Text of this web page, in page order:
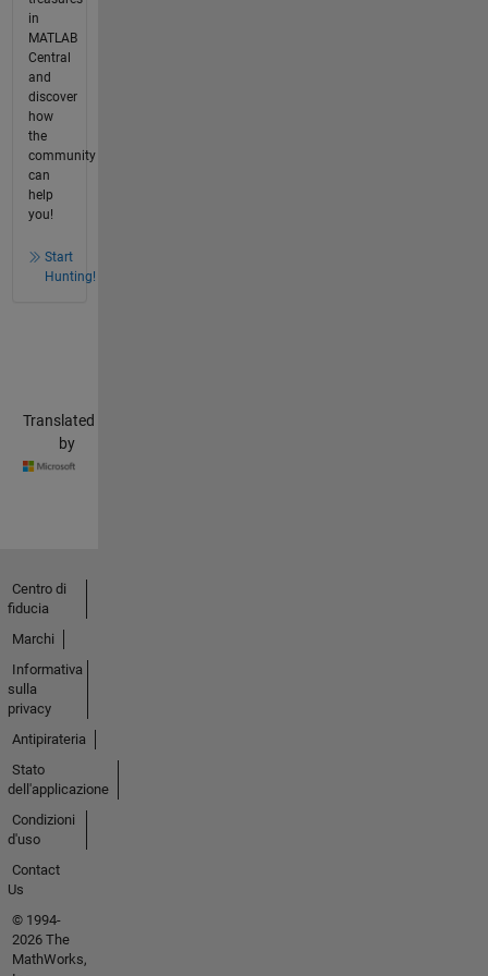
in
MATLAB
Central
and
discover
how
the
community
can
help
you!
Start
Hunting!
Translated
by
Centro di
fiducia
Marchi
Informativa
sulla
privacy
Antipirateria
Stato
dell'applicazione
Condizioni
d'uso
Contact
Us
© 1994-
2026 The
MathWorks,